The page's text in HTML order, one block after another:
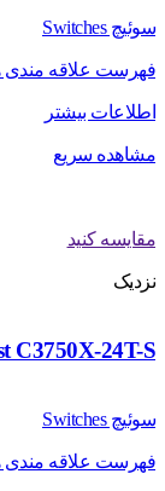
سوئیچ Switches
فهرست علاقه مندی
اطلاعات بیشتر
مشاهده سریع
مقایسه کنید
نزدیک
C3750X-24T-S
سوئیچ Switches
فهرست علاقه مندی